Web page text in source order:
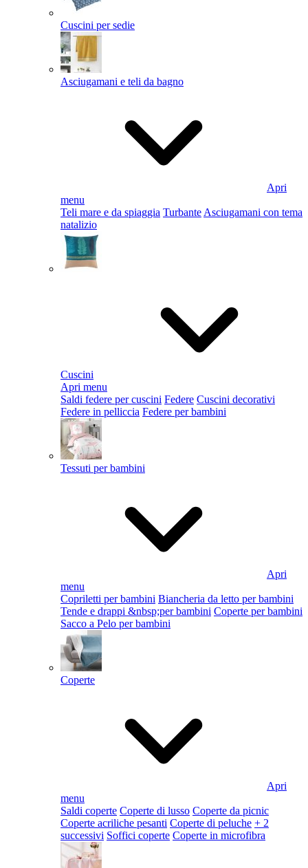
Cuscini per sedie
Asciugamani e teli da bagno
Apri
menu
Teli mare e da spiaggia Turbante Asciugamani con tema
natalizio
Cuscini
Apri menu
Saldi federe per cuscini Federe Cuscini decorativi
Federe in pelliccia Federe per bambini
Tessuti per bambini
Apri
menu
Copriletti per bambini Biancheria da letto per bambini
Tende e drappi &nbsp;per bambini Coperte per bambini
Sacco a Pelo per bambini
Coperte
Apri
menu
Saldi coperte Coperte di lusso Coperte da picnic
Coperte acriliche pesanti Coperte di peluche + 2
successivi Soffici coperte Coperte in microfibra